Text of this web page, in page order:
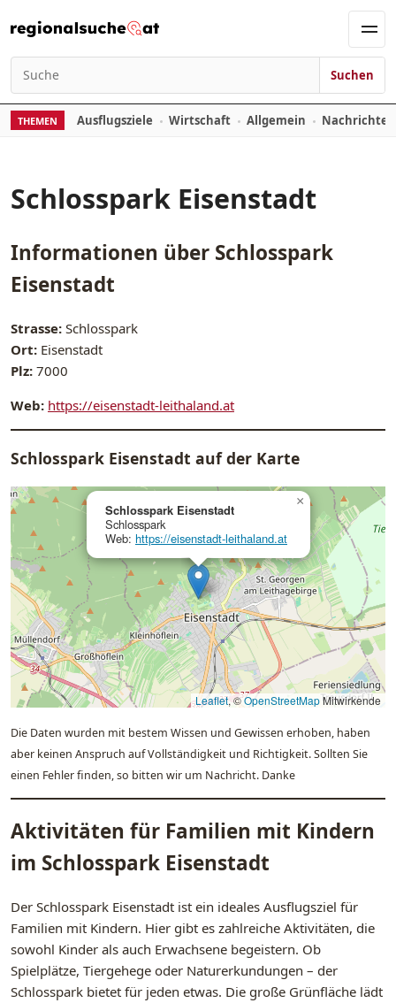
Suchen nach:
Suchen
THEMEN Ausflugsziele Wirtschaft Allgemein
Schlosspark Eisenstadt
Informationen über Schlosspark
Eisenstadt
Strasse: Schlosspark
Ort: Eisenstadt
Plz: 7000
Web: https://eisenstadt-leithaland.at
Schlosspark Eisenstadt auf der Karte
Schlosspark Eisenstadt
Schlosspark
Web: https://eisenstadt-leithaland.at
×
Leaflet, ©OpenStreetMapMitwirkende
Die Daten wurden mit bestem Wissen und Gewissen erhoben, haben
aber keinen Anspruch auf Vollständigkeit und Richtigkeit. Sollten Sie
einen Fehler finden, so bitten wir um Nachricht. Danke
Aktivitäten für Familien mit Kindern
im Schlosspark Eisenstadt
Der Schlosspark Eisenstadt ist ein ideales Ausflugsziel für
Familien mit Kindern. Hier gibt es zahlreiche Aktivitäten, die
sowohl Kinder als auch Erwachsene begeistern. Ob
Spielplätze, Tiergehege oder Naturerkundungen – der
Schlosspark bietet für jeden etwas. Die große Grünfläche lädt